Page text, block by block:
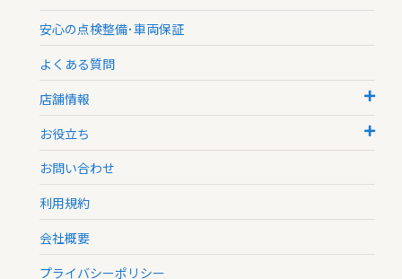
安心の点検整備･車両保証
よくある質問
店舗情報
お役立ち
お問い合わせ
利用規約
会社概要
プライバシーポリシー